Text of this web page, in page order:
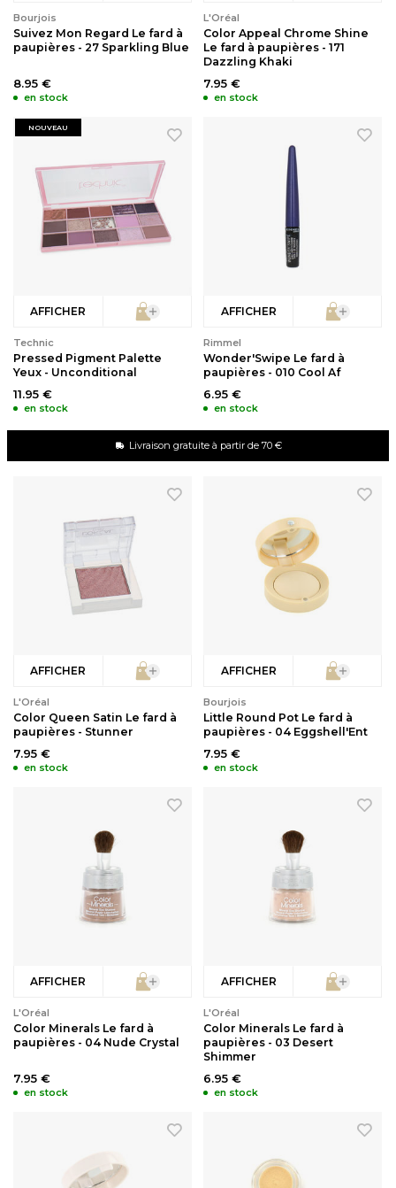
Bourjois
Suivez Mon Regard Le fard à
paupières - 27 Sparkling Blue
8.95 €
en stock
L'Oréal
Color Appeal Chrome Shine
Le fard à paupières - 171
Dazzling Khaki
7.95 €
en stock
NOUVEAU
AFFICHER
Technic
Pressed Pigment Palette
Yeux - Unconditional
11.95 €
en stock
AFFICHER
Rimmel
Wonder'Swipe Le fard à
paupières - 010 Cool Af
6.95 €
en stock
Livraison gratuite à partir de 70 €
AFFICHER
L'Oréal
Color Queen Satin Le fard à
paupières - Stunner
7.95 €
en stock
AFFICHER
Bourjois
Little Round Pot Le fard à
paupières - 04 Eggshell'Ent
7.95 €
en stock
AFFICHER
L'Oréal
Color Minerals Le fard à
paupières - 04 Nude Crystal
7.95 €
en stock
AFFICHER
L'Oréal
Color Minerals Le fard à
paupières - 03 Desert
Shimmer
6.95 €
en stock